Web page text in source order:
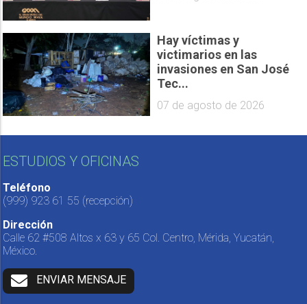
Hay víctimas y
victimarios en las
invasiones en San José
Tec...
07 de agosto de 2026
ESTUDIOS Y OFICINAS
Teléfono
(999) 923 61 55 (recepción)
Dirección
Calle 62 #508 Altos x 63 y 65 Col. Centro, Mérida, Yucatán,
México.
ENVIAR MENSAJE